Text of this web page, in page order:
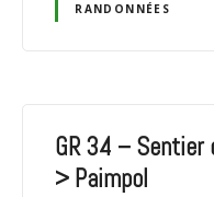
RANDONNÉES
GR 34 – Sentier
> Paimpol